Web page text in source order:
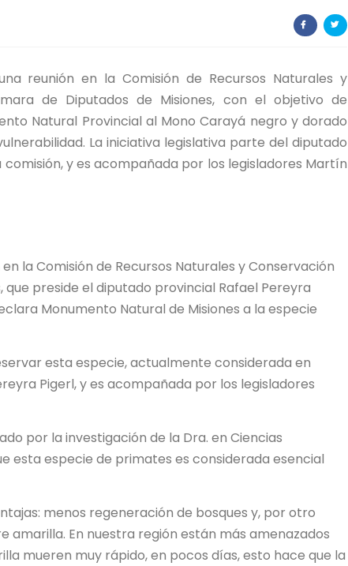
reunión en la Comisión de Recursos Naturales y
de Diputados de Misiones, con el objetivo de
Natural Provincial al Mono Carayá negro y dorado
La iniciativa legislativa parte del diputado
y es acompañada por los legisladores Martín
la Comisión de Recursos Naturales y Conservación
preside el diputado provincial Rafael Pereyra
Monumento Natural de Misiones a la especie
esta especie, actualmente considerada en
Pigerl, y es acompañada por los legisladores
por la investigación de la Dra. en Ciencias
esta especie de primates es considerada esencial
menos regeneración de bosques y, por otro
En nuestra región están más amenazados
mueren muy rápido, en pocos días, esto hace que la